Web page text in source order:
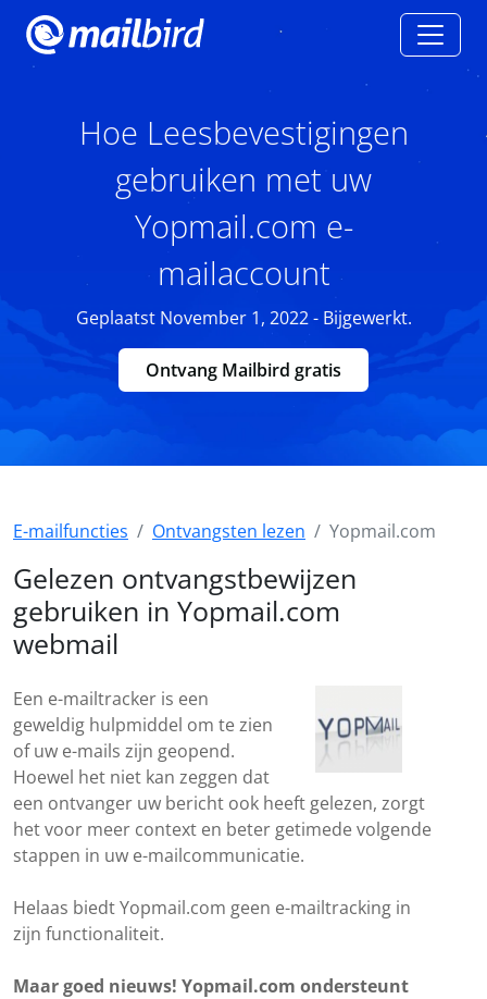
Hoe Leesbevestigingen
gebruiken met uw
Yopmail.com e-
mailaccount
Geplaatst November 1, 2022 - Bijgewerkt.
Ontvang Mailbird gratis
E-mailfuncties Ontvangsten lezen Yopmail.com
Gelezen ontvangstbewijzen
gebruiken in Yopmail.com
webmail
Een e-mailtracker is een
geweldig hulpmiddel om te zien
of uw e-mails zijn geopend.
Hoewel het niet kan zeggen dat
een ontvanger uw bericht ook heeft gelezen, zorgt
het voor meer context en beter getimede volgende
stappen in uw e-mailcommunicatie.
Helaas biedt Yopmail.com geen e-mailtracking in
zijn functionaliteit.
Maar goed nieuws! Yopmail.com ondersteunt